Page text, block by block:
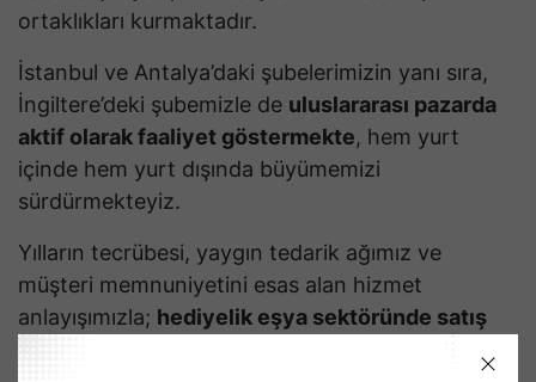
ortaklıkları kurmaktadır.
İstanbul ve Antalya’daki şubelerimizin yanı sıra,
İngiltere’deki şubemizle de uluslararası pazarda
aktif olarak faaliyet göstermekte, hem yurt
içinde hem yurt dışında büyümemizi
sürdürmekteyiz.
Yılların tecrübesi, yaygın tedarik ağımız ve
müşteri memnuniyetini esas alan hizmet
anlayışımızla; hediyelik eşya sektöründe satış